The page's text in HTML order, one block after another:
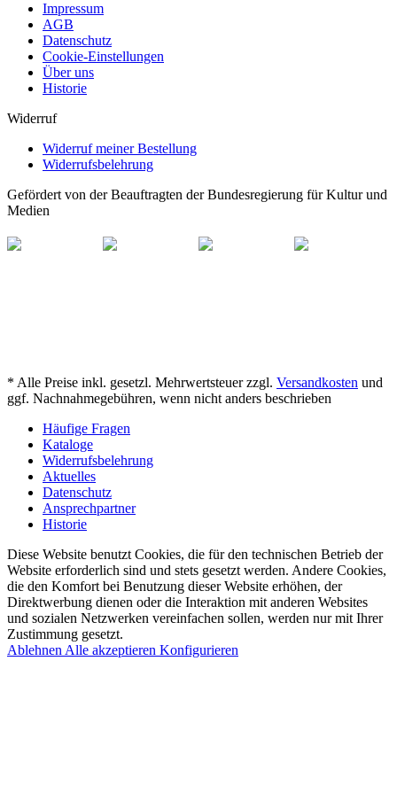
Impressum
AGB
Datenschutz
Cookie-Einstellungen
Über uns
Historie
Widerruf
Widerruf meiner Bestellung
Widerrufsbelehrung
Gefördert von der Beauftragten der Bundesregierung für Kultur und
Medien
* Alle Preise inkl. gesetzl. Mehrwertsteuer zzgl. Versandkosten und
ggf. Nachnahmegebühren, wenn nicht anders beschrieben
Häufige Fragen
Kataloge
Widerrufsbelehrung
Aktuelles
Datenschutz
Ansprechpartner
Historie
Diese Website benutzt Cookies, die für den technischen Betrieb der
Website erforderlich sind und stets gesetzt werden. Andere Cookies,
die den Komfort bei Benutzung dieser Website erhöhen, der
Direktwerbung dienen oder die Interaktion mit anderen Websites
und sozialen Netzwerken vereinfachen sollen, werden nur mit Ihrer
Zustimmung gesetzt.
AblehnenAlle akzeptieren Konfigurieren